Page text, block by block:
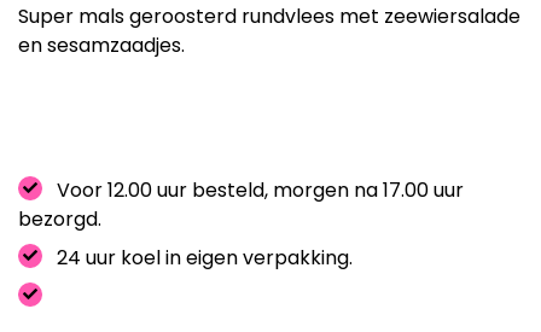
Super mals geroosterd rundvlees met zeewiersalade
en sesamzaadjes.
Voor 12.00 uur besteld, morgen na 17.00 uur
bezorgd.
24 uur koel in eigen verpakking.